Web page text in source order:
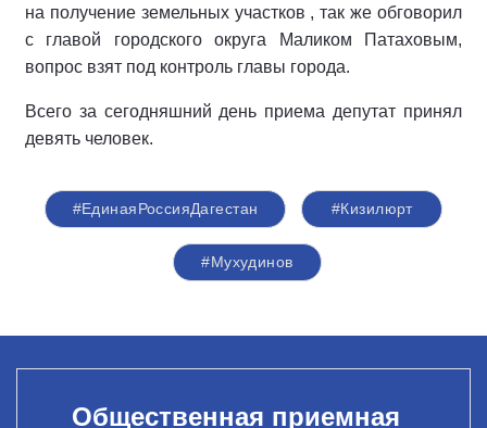
на получение земельных участков , так же обговорил
с главой городского округа Маликом Патаховым,
вопрос взят под контроль главы города.
Всего за сегодняшний день приема депутат принял
девять человек.
#ЕдинаяРоссияДагестан #Кизилюрт
#Мухудинов
Общественная приемная